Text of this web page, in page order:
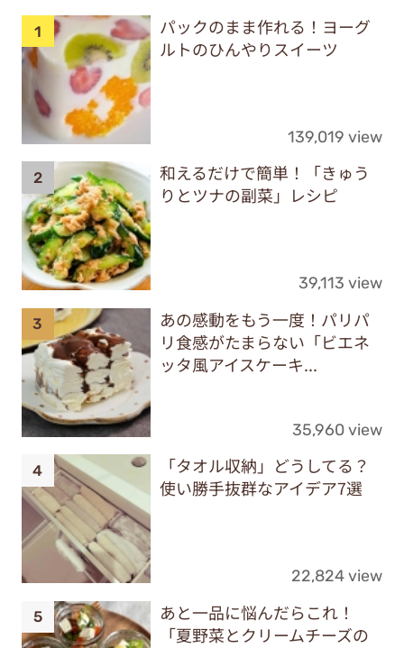
パックのまま作れる！ヨーグ
ルトのひんやりスイーツ
139,019 view
和えるだけで簡単！「きゅう
りとツナの副菜」レシピ
39,113 view
あの感動をもう一度！パリパ
リ食感がたまらない「ビエネ
ッタ風アイスケーキ...
35,960 view
「タオル収納」どうしてる？
使い勝手抜群なアイデア7選
22,824 view
あと一品に悩んだらこれ！
「夏野菜とクリームチーズの